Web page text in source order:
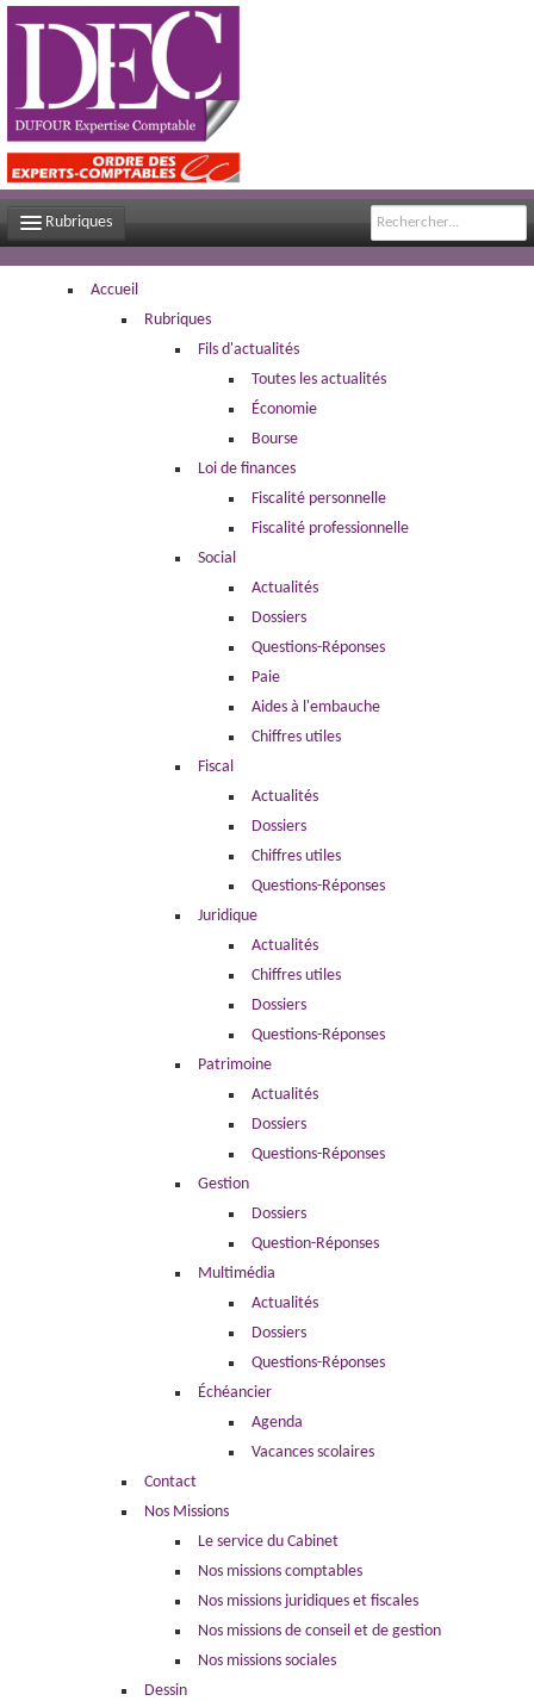
Rubriques
Accueil
Rubriques
Fils d'actualités
Toutes les actualités
Économie
Bourse
Loi de finances
Fiscalité personnelle
Fiscalité professionnelle
Social
Actualités
Dossiers
Questions-Réponses
Paie
Aides à l'embauche
Chiffres utiles
Fiscal
Actualités
Dossiers
Chiffres utiles
Questions-Réponses
Juridique
Actualités
Chiffres utiles
Dossiers
Questions-Réponses
Patrimoine
Actualités
Dossiers
Questions-Réponses
Gestion
Dossiers
Question-Réponses
Multimédia
Actualités
Dossiers
Questions-Réponses
Échéancier
Agenda
Vacances scolaires
Contact
Nos Missions
Le service du Cabinet
Nos missions comptables
Nos missions juridiques et fiscales
Nos missions de conseil et de gestion
Nos missions sociales
Dessin